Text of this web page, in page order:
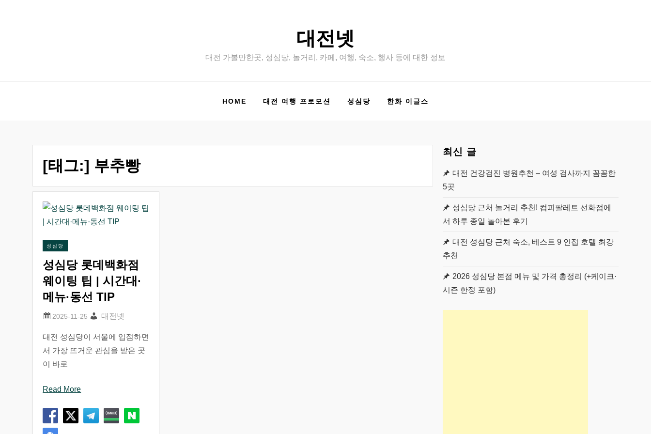
대전넷
대전 가볼만한곳, 성심당, 놀거리, 카페, 여행, 숙소, 행사 등에 대한 정보
HOME 대전 여행 프로모션 성심당 한화 이글스
[태그:] 부추빵
성심당
성심당 롯데백화점
웨이팅 팁 | 시간대·
메뉴·동선 TIP
대전넷
대전 성심당이 서울에 입점하면
서 가장 뜨거운 관심을 받은 곳
이 바로
Read More
최신 글
대전 건강검진 병원추천 – 여성 검사까지 꼼꼼한
5곳
성심당 근처 놀거리 추천! 컴피팔레트 선화점에
서 하루 종일 놀아본 후기
대전 성심당 근처 숙소, 베스트 9 인접 호텔 최강
추천
2026 성심당 본점 메뉴 및 가격 총정리 (+케이크·
시즌 한정 포함)